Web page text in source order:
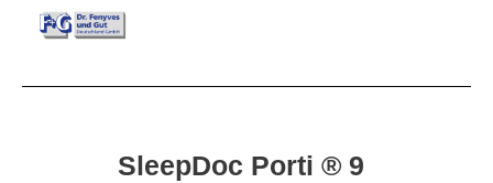
SleepDoc Porti ® 9